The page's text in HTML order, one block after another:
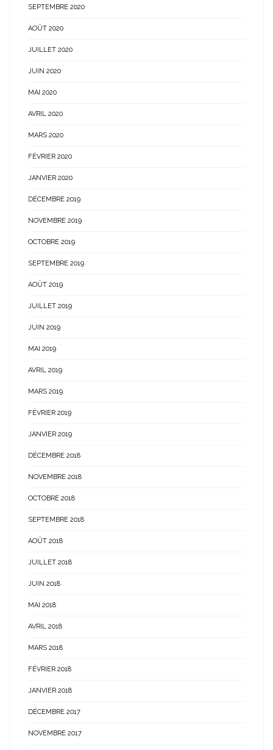
SEPTEMBRE 2020
AOÛT 2020
JUILLET 2020
JUIN 2020
MAI 2020
AVRIL 2020
MARS 2020
FÉVRIER 2020
JANVIER 2020
DÉCEMBRE 2019
NOVEMBRE 2019
OCTOBRE 2019
SEPTEMBRE 2019
AOÛT 2019
JUILLET 2019
JUIN 2019
MAI 2019
AVRIL 2019
MARS 2019
FÉVRIER 2019
JANVIER 2019
DÉCEMBRE 2018
NOVEMBRE 2018
OCTOBRE 2018
SEPTEMBRE 2018
AOÛT 2018
JUILLET 2018
JUIN 2018
MAI 2018
AVRIL 2018
MARS 2018
FÉVRIER 2018
JANVIER 2018
DÉCEMBRE 2017
NOVEMBRE 2017